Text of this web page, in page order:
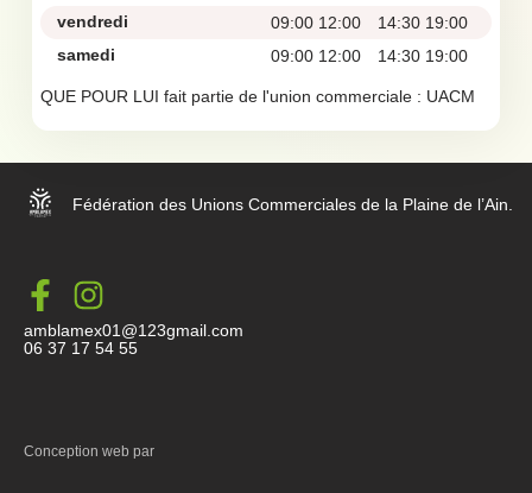
vendredi
09:00 12:00
14:30 19:00
samedi
09:00 12:00 14:30 19:00
QUE POUR LUI fait partie de l'union commerciale : UACM
Fédération des Unions Commerciales de la Plaine de l’Ain.
amblamex01@123gmail.com
06 37 17 54 55
Conception web par